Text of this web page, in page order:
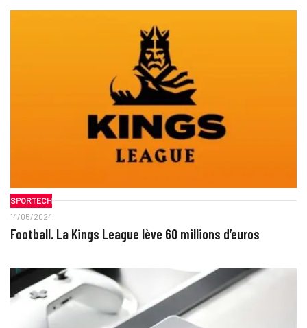
SPORTECH
14/05/2024
Football. La Kings League lève 60 millions d’euros